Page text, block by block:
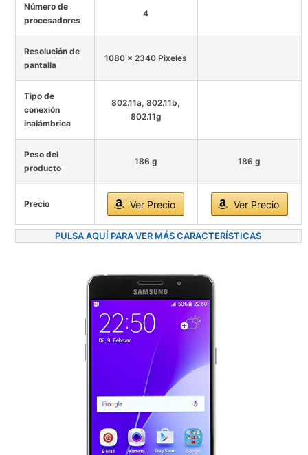
Número de
procesadores
4
Resolución de
pantalla
1080 x 2340 Pixeles
Tipo de
conexión
inalámbrica
802.11a, 802.11b,
802.11g
Peso del
producto
186 g 186 g
Precio Ver Precio Ver Precio
PULSA AQUÍ PARA VER MÁS CARACTERÍSTICAS